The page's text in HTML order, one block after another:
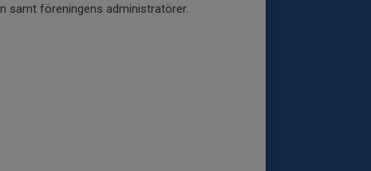
samt föreningens administratörer.